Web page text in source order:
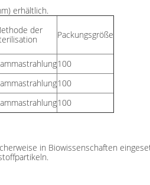
erhältlich.
der
Packungsgröße
100
100
100
in Biowissenschaften